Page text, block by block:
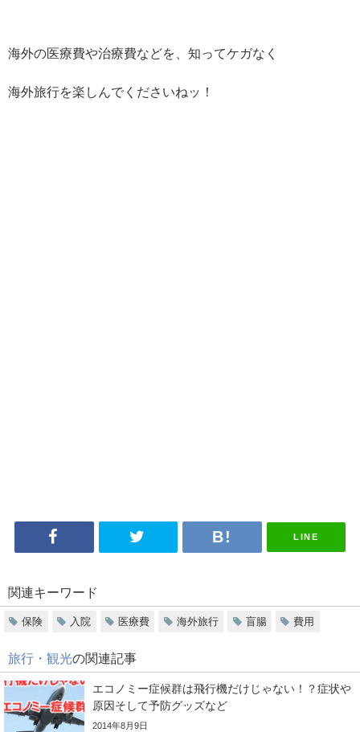
海外の医療費や治療費などを、知ってケガなく
海外旅行を楽しんでくださいねッ！
LINE
関連キーワード
保険 入院 医療費 海外旅行 盲腸 費用
旅行・観光の関連記事
エコノミー症候群は飛行機だけじゃない！？症状や
原因そして予防グッズなど
2014年8月9日